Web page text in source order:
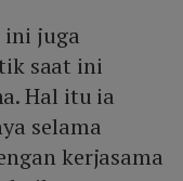
ini juga
saat ini
Hal itu ia
selama
kerjasama